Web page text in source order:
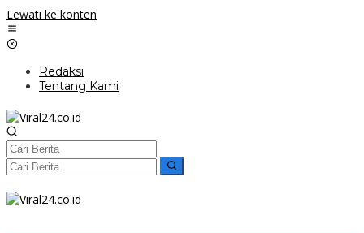
Lewati ke konten
Redaksi
Tentang Kami